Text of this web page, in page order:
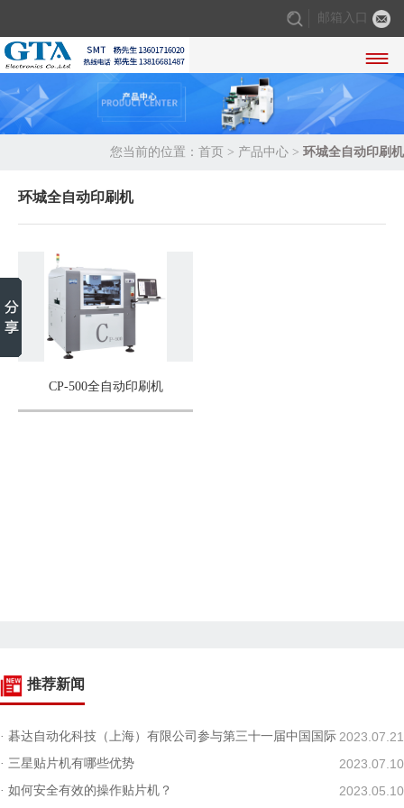
邮箱入口

您当前的位置： 首页 > 产品中心 > 环城全自动印刷机
环城全自动印刷机
CP-500全自动印刷机
推荐新闻
2023.07.21
· 碁达自动化科技（上海）有限公司参与第三十一届中国国际
电子生产设备展
2023.07.10
· 三星贴片机有哪些优势
2023.05.10
· 如何安全有效的操作贴片机？